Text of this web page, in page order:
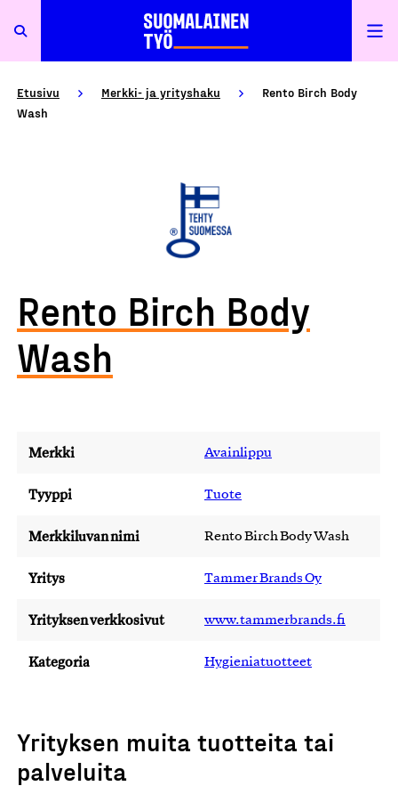
Etusivu Merkki- ja yrityshaku
Rento Birch Body
Wash
Rento Birch Body
Wash
Merkki Avainlippu
Tyyppi Tuote
Merkkiluvan nimi Rento Birch Body Wash
Yritys Tammer Brands Oy
Yrityksen verkkosivut www.tammerbrands.fi
Kategoria Hygieniatuotteet
Yrityksen muita tuotteita tai
palveluita